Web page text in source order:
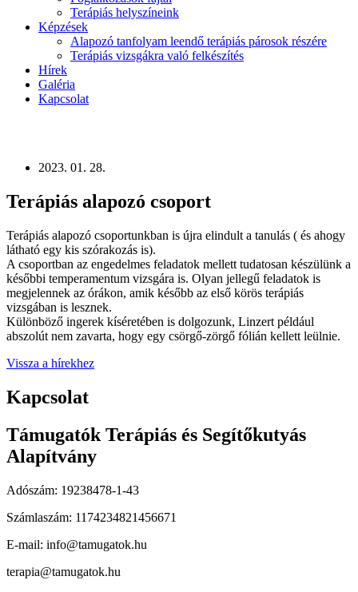
Terápiás helyszíneink
Képzések
Alapozó tanfolyam leendő terápiás párosok részére
Terápiás vizsgákra való felkészítés
Hírek
Galéria
Kapcsolat
2023. 01. 28.
Terápiás alapozó csoport
Terápiás alapozó csoportunkban is újra elindult a tanulás ( és ahogy
látható egy kis szórakozás is).
A csoportban az engedelmes feladatok mellett tudatosan készülünk a
későbbi temperamentum vizsgára is. Olyan jellegű feladatok is
megjelennek az órákon, amik később az első körös terápiás
vizsgában is lesznek.
Különböző ingerek kíséretében is dolgozunk, Linzert például
abszolút nem zavarta, hogy egy csörgő-zörgő fólián kellett leülnie.
Vissza a hírekhez
Kapcsolat
Támugatók Terápiás és Segítőkutyás
Alapítvány
Adószám: 19238478-1-43
Számlaszám: 1174234821456671
E-mail: info@tamugatok.hu
terapia@tamugatok.hu